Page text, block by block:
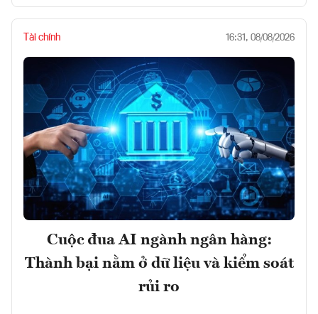
Tài chính 16:31, 08/08/2026
Cuộc đua AI ngành ngân hàng:
Thành bại nằm ở dữ liệu và kiểm soát
rủi ro